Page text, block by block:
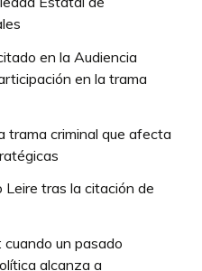
en la Audiencia
en la trama
trama criminal que afecta
tras la citación de
un pasado
alcanza a